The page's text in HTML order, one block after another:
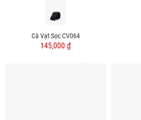
Cà Vạt Sọc CV064
145,000 ₫